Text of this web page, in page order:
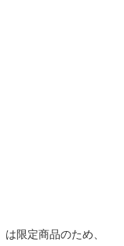
は限定商品のため、